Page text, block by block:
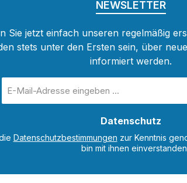
den ist
1.250
NEWSLETTER
Sie jetzt einfach unseren regelmäßig
stets unter den Ersten sein, über
informiert werden.
Mail-
Datenschutz
Datenschutzbestimmungen zur Kenntnis
bin mit ihnen